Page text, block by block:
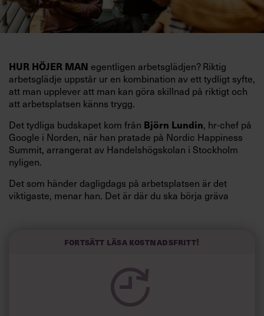
HUR HÖJER MAN egentligen arbetsglädjen? Riktig
arbetsglädje uppstår ur en kombination av ett tydligt syfte,
att man upplever att man kan göra skillnad på riktigt och
att arbetsplatsen känns trygg.
Det tydliga budskapet kom från Björn Lundin, hr-chef på
Google i Norden, när han pratade på Nordic Happiness
Summit, arrangerat av Handelshögskolan i Stockholm
nyligen.
Det som händer dagligdags på arbetsplatsen är det
viktigaste, menar han. Det är där du ska börja gräva
och höjt arbetsglädjen på Google:
Fortsätt läsa kostnadsfritt!